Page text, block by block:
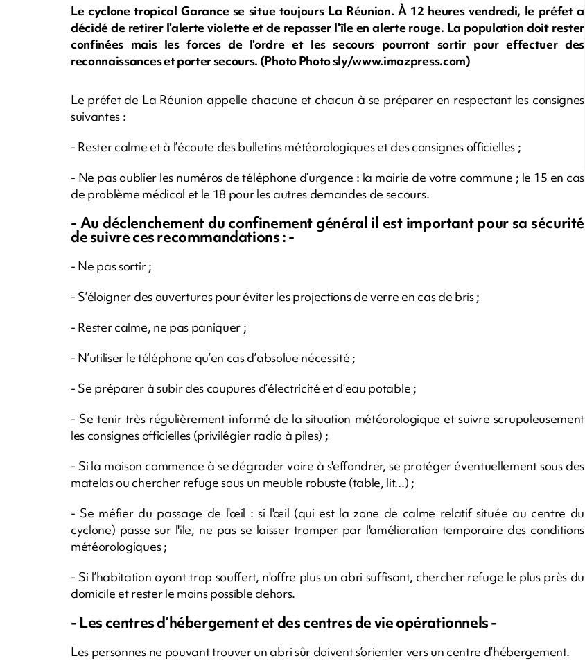
Le cyclone tropical Garance se situe toujours La Réunion. À 12 heures vendredi, le préfet a
décidé de retirer l'alerte violette et de repasser l'île en alerte rouge. La population doit rester
confinées mais les forces de l'ordre et les secours pourront sortir pour effectuer des
reconnaissances et porter secours. (Photo Photo sly/www.imazpress.com)
Le préfet de La Réunion appelle chacune et chacun à se préparer en respectant les consignes
suivantes :
- Rester calme et à l’écoute des bulletins météorologiques et des consignes officielles ;
- Ne pas oublier les numéros de téléphone d’urgence : la mairie de votre commune ; le 15 en cas
de problème médical et le 18 pour les autres demandes de secours.
- Au déclenchement du confinement général il est important pour sa sécurité
de suivre ces recommandations : -
- Ne pas sortir ;
- S’éloigner des ouvertures pour éviter les projections de verre en cas de bris ;
- Rester calme, ne pas paniquer ;
- N’utiliser le téléphone qu’en cas d’absolue nécessité ;
- Se préparer à subir des coupures d’électricité et d’eau potable ;
- Se tenir très régulièrement informé de la situation météorologique et suivre scrupuleusement
les consignes officielles (privilégier radio à piles) ;
- Si la maison commence à se dégrader voire à s'effondrer, se protéger éventuellement sous des
matelas ou chercher refuge sous un meuble robuste (table, lit...) ;
- Se méfier du passage de l'œil : si l'œil (qui est la zone de calme relatif située au centre du
cyclone) passe sur l'île, ne pas se laisser tromper par l'amélioration temporaire des conditions
météorologiques ;
- Si l’habitation ayant trop souffert, n'offre plus un abri suffisant, chercher refuge le plus près du
domicile et rester le moins possible dehors.
- Les centres d’hébergement et des centres de vie opérationnels -
Les personnes ne pouvant trouver un abri sûr doivent s’orienter vers un centre d’hébergement.